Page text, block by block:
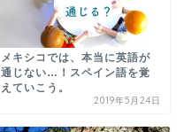
メキシコでは、本当に英語が
通じない…！スペイン語を覚
えていこう。
2019年5月24日